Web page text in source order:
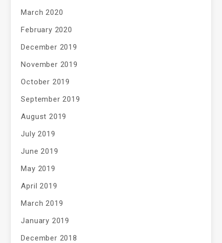
March 2020
February 2020
December 2019
November 2019
October 2019
September 2019
August 2019
July 2019
June 2019
May 2019
April 2019
March 2019
January 2019
December 2018